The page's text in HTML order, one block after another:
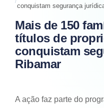
conquistam segurança
Mais de 150
títulos de
conquistam
Ribamar
A ação faz parte do